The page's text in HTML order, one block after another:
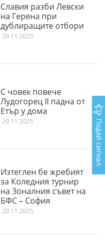
Славия разби Левски
на Герена при
дублиращите отбори
29.11.2025
С човек повече
Лудогорец II падна от
Етър у дома
29.11.2025
Изтеглен бе жребият
за Коледния турнир
на Зоналния съвет на
БФС – София
29.11.2025
Подай сигнал